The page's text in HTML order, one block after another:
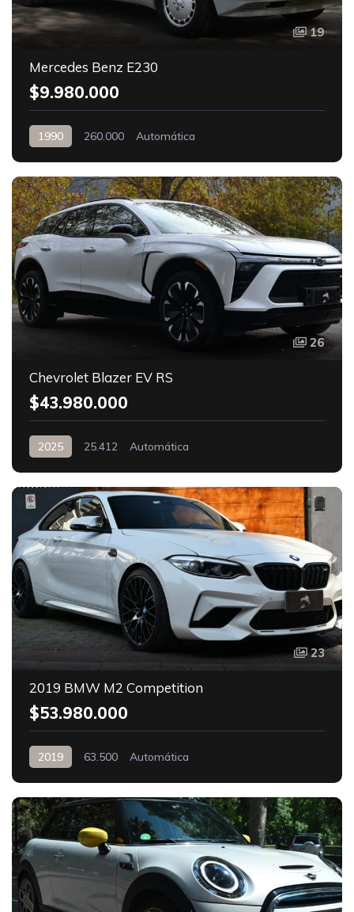
19
Mercedes Benz E230
$9.980.000
1990 260.000 Automática
26
Chevrolet Blazer EV RS
$43.980.000
2025 25.412 Automática
23
2019 BMW M2 Competition
$53.980.000
2019 63.500 Automática